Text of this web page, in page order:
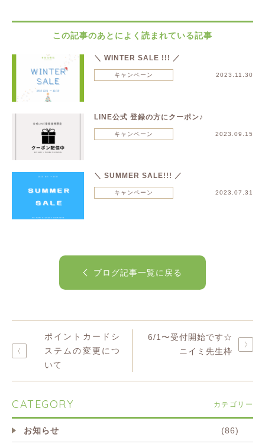
この記事のあとによく読まれている記事
＼ WINTER SALE !!! ／
キャンペーン 2023.11.30
LINE公式 登録の方にクーポン♪
キャンペーン 2023.09.15
＼ SUMMER SALE!!! ／
キャンペーン 2023.07.31
ブログ記事一覧に戻る
ポイントカードシ
ステムの変更につ
いて
6/1〜受付開始です☆
ニイミ先生枠
CATEGORY カテゴリー
お知らせ (86)